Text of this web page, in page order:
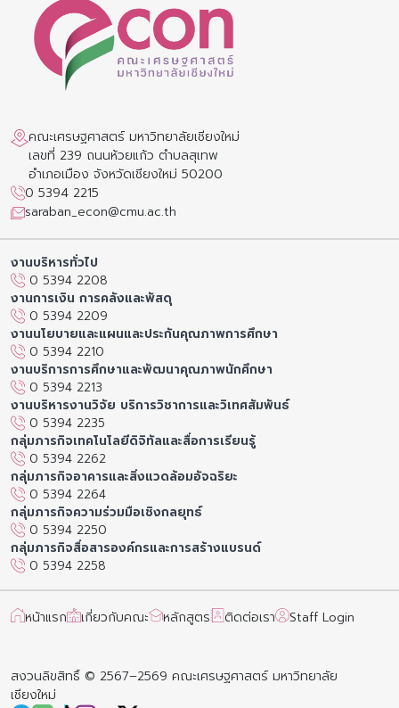
คณะเศรษฐศาสตร์ มหาวิทยาลัยเชียงใหม่
เลขที่ 239 ถนนห้วยแก้ว ตำบลสุเทพ
อำเภอเมือง จังหวัดเชียงใหม่ 50200
0 5394 2215
saraban_econ@cmu.ac.th
งานบริหารทั่วไป
0 5394 2208
งานการเงิน การคลังและพัสดุ
0 5394 2209
งานนโยบายและแผนและประกันคุณภาพการศึกษา
0 5394 2210
งานบริการการศึกษาและพัฒนาคุณภาพนักศึกษา
0 5394 2213
งานบริหารงานวิจัย บริการวิชาการและวิเทศสัมพันธ์
0 5394 2235
กลุ่มภารกิจเทคโนโลยีดิจิทัลและสื่อการเรียนรู้
0 5394 2262
กลุ่มภารกิจอาคารและสิ่งแวดล้อมอัจฉริยะ
0 5394 2264
กลุ่มภารกิจความร่วมมือเชิงกลยุทธ์
0 5394 2250
กลุ่มภารกิจสื่อสารองค์กรและการสร้างแบรนด์
0 5394 2258
หน้าแรก เกี่ยวกับคณะ หลักสูตร ติดต่อเรา Staff Login
สงวนลิขสิทธิ์ © 2567–2569 คณะเศรษฐศาสตร์ มหาวิทยาลัย
เชียงใหม่